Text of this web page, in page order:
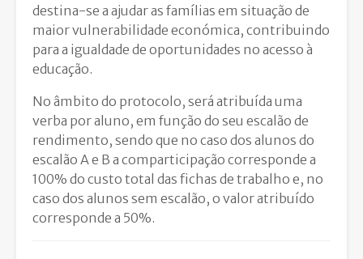
destina-se a ajudar as famílias em situação de
maior vulnerabilidade económica, contribuindo
para a igualdade de oportunidades no acesso à
educação.
No âmbito do protocolo, será atribuída uma
verba por aluno, em função do seu escalão de
rendimento, sendo que no caso dos alunos do
escalão A e B a comparticipação corresponde a
100% do custo total das fichas de trabalho e, no
caso dos alunos sem escalão, o valor atribuído
corresponde a 50%.